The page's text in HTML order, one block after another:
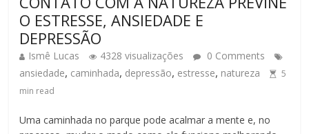
O ESTRESSE, ANSIEDADE E
DEPRESSÃO
Ismê Lucas 4328 visualizações
0 Comments
ansiedade, caminhada, depressão, estresse, natureza
5
min read
Uma caminhada no parque pode acalmar a mente e, no